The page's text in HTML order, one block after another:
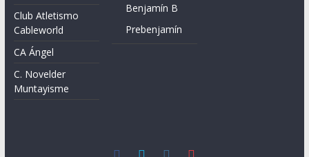
Club Atletismo
Cableworld
CA Ángel
C. Novelder
Muntayisme
Benjamín B
Prebenjamín